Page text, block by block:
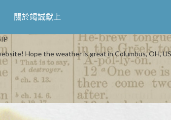
關於竭誠獻上
Hope the weather is great in Columbus, OH,